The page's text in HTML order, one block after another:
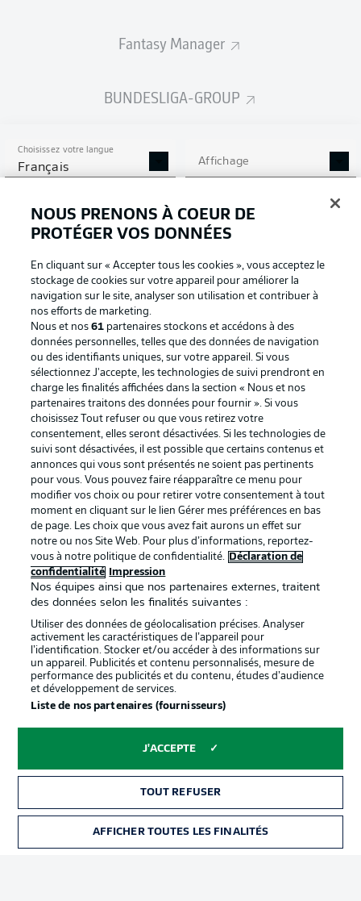
Fantasy Manager
BUNDESLIGA-GROUP
Choisissez votre langue
Français Affichage
Connexion
Football as it's meant to be
BUNDESLIGA APP
Proposé par
services
Mentions Légales Gérer mes préférences
NOUS PRENONS À COEUR DE
PROTÉGER VOS DONNÉES
En cliquant sur « Accepter tous les cookies », vous acceptez le
stockage de cookies sur votre appareil pour améliorer la
navigation sur le site, analyser son utilisation et contribuer à
nos efforts de marketing.
Nous et nos61 partenaires stockons et accédons à des
données personnelles, telles que des données de navigation
ou des identifiants uniques, sur votre appareil. Si vous
sélectionnez J'accepte, les technologies de suivi prendront en
charge les finalités affichées dans la section « Nous et nos
partenaires traitons des données pour fournir ». Si vous
choisissez Tout refuser ou que vous retirez votre
consentement, elles seront désactivées. Si les technologies de
suivi sont désactivées, il est possible que certains contenus et
annonces qui vous sont présentés ne soient pas pertinents
pour vous. Vous pouvez faire réapparaître ce menu pour
modifier vos choix ou pour retirer votre consentement à tout
moment en cliquant sur le lien Gérer mes préférences en bas
de page. Les choix que vous avez fait aurons un effet sur
notre ou nos Site Web. Pour plus d’informations, reportez-
vous à notre politique de confidentialité.
Déclaration de
confidentialité
Impression
Nos équipes ainsi que nos partenaires externes, traitent
des données selon les finalités suivantes :
Utiliser des données de géolocalisation précises. Analyser
activement les caractéristiques de l’appareil pour
l’identification. Stocker et/ou accéder à des informations sur
un appareil. Publicités et contenu personnalisés, mesure de
performance des publicités et du contenu, études d’audience
et développement de services.
Liste de nos partenaires (fournisseurs)
J'ACCEPTE
TOUT REFUSER
AFFICHER TOUTES LES FINALITÉS